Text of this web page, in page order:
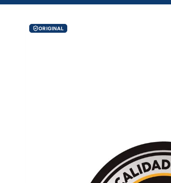
ORIGINAL